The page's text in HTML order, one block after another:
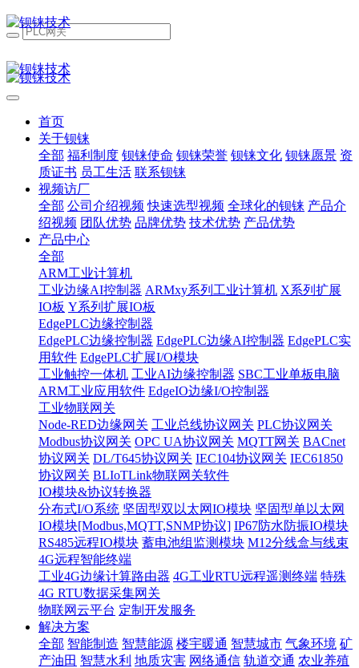
首页
关于钡铼
全部 福利制度 钡铼使命 钡铼荣誉 钡铼文化 钡铼愿景 资
质证书 员工生活 联系钡铼
视频访厂
全部 公司介绍视频 快速选型视频 全球化的钡铼 产品介
绍视频 团队优势 品牌优势 技术优势 产品优势
产品中心
全部
ARM工业计算机
工业边缘AI控制器 ARMxy系列工业计算机 X系列扩展
IO板 Y系列扩展IO板
EdgePLC边缘控制器
EdgePLC边缘控制器 EdgePLC边缘AI控制器 EdgePLC实
用软件 EdgePLC扩展I/O模块
工业触控一体机 工业AI边缘控制器 SBC工业单板电脑
ARM工业应用软件 EdgeIO边缘I/O控制器
工业物联网关
Node-RED边缘网关 工业总线协议网关 PLC协议网关
Modbus协议网关 OPC UA协议网关 MQTT网关 BACnet
协议网关 DL/T645协议网关 IEC104协议网关 IEC61850
协议网关 BLIoTLink物联网关软件
IO模块&协议转换器
分布式I/O系统 坚固型双以太网IO模块 坚固型单以太网
IO模块[Modbus,MQTT,SNMP协议] IP67防水防振IO模块
RS485远程IO模块 蓄电池组监测模块 M12分线盒与线束
4G远程智能终端
工业4G边缘计算路由器 4G工业RTU远程遥测终端 特殊
4G RTU数据采集网关
物联网云平台 定制开发服务
解决方案
全部 智能制造 智慧能源 楼宇暖通 智慧城市 气象环境 矿
产油田 智慧水利 地质灾害 网络通信 轨道交通 农业养殖